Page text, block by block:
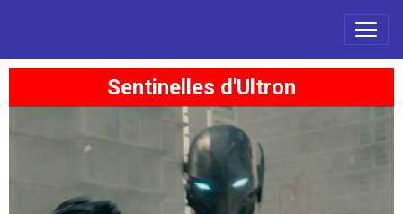
Sentinelles d'Ultron